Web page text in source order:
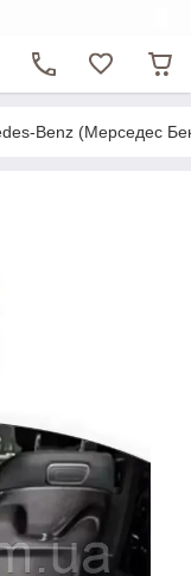
Benz (Мерседес